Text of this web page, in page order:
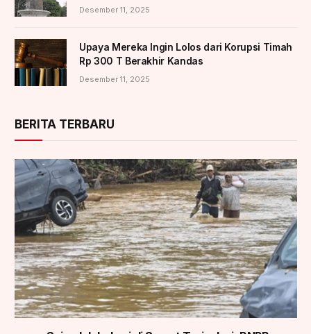
Desember 11, 2025
Upaya Mereka Ingin Lolos dari Korupsi Timah
Rp 300 T Berakhir Kandas
Desember 11, 2025
BERITA TERBARU